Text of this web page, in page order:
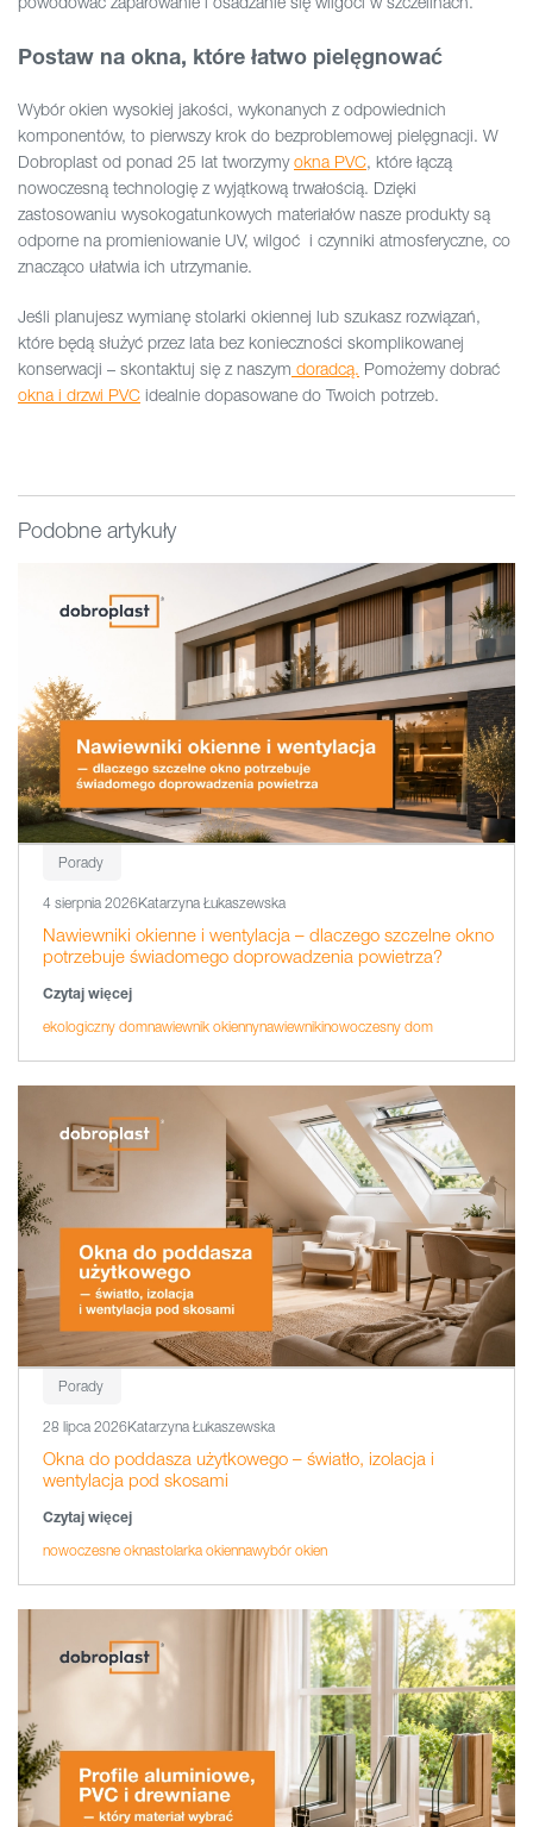
Postaw na okna, które łatwo pielęgnować
Wybór okien wysokiej jakości, wykonanych z odpowiednich
komponentów, to pierwszy krok do bezproblemowej pielęgnacji. W
Dobroplast od ponad 25 lat tworzymyokna PVC, które łączą
nowoczesną technologię z wyjątkową trwałością. Dzięki
zastosowaniu wysokogatunkowych materiałów nasze produkty są
odporne na promieniowanie UV, wilgoć i czynniki atmosferyczne, co
znacząco ułatwia ich utrzymanie.
Jeśli planujesz wymianę stolarki okiennej lub szukasz rozwiązań,
które będą służyć przez lata bez konieczności skomplikowanej
konserwacji – skontaktuj się z naszym doradcą. Pomożemy dobrać
okna i drzwi PVC idealnie dopasowane do Twoich potrzeb.
Podobne artykuły
Porady
4 sierpnia 2026Katarzyna Łukaszewska
Nawiewniki okienne i wentylacja – dlaczego szczelne okno
potrzebuje świadomego doprowadzenia powietrza?
Czytaj więcej
ekologiczny domnawiewnik okiennynawiewnikinowoczesny dom
Porady
28 lipca 2026Katarzyna Łukaszewska
Okna do poddasza użytkowego – światło, izolacja i
wentylacja pod skosami
Czytaj więcej
nowoczesne oknastolarka okiennawybór okien